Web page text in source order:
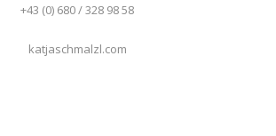
+43 (0) 680 / 328 98 58
katjaschmalzl.com